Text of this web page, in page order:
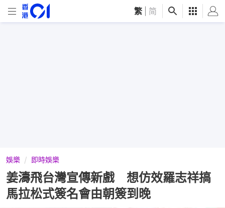
繁 简
娛樂 即時娛樂
姜濤飛台灣宣傳新戲 想仿效羅志祥搞
馬拉松式簽名會由朝簽到晚